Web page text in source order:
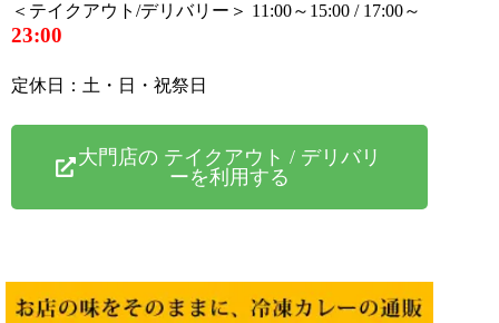
＜テイクアウト/デリバリー＞ 11:00～15:00 / 17:00～
23:00
定休日：土・日・祝祭日
大門店の テイクアウト / デリバリ
ーを利用する